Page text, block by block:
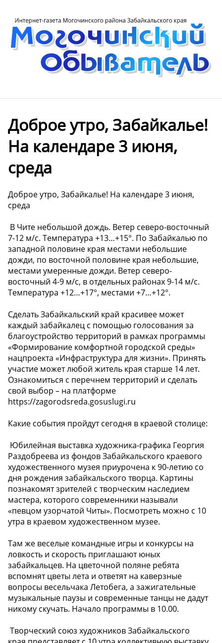
Доброе утро, Забайкалье!
На календаре 3 июня,
среда
Доброе утро, Забайкалье! На календаре 3 июня,
среда
️ В Чите небольшой дождь. Ветер северо-восточный
7-12 м/с. Температура +13…+15°. По Забайкалью по
западной половине края местами небольшие
дожди, по восточной половине края небольшие,
местами умеренные дожди. Ветер северо-
восточный 4-9 м/с, в отдельных районах 9-14 м/с.
Температура +12…+17°, местами +7…+12°.
Сделать Забайкальский край красивее может
каждый забайкалец с помощью голосования за
благоустройство территорий в рамках программы
«Формирование комфортной городской среды»
нацпроекта «Инфраструктура для жизни». Принять
участие может любой житель края старше 14 лет.
Ознакомиться с перечнем территорий и сделать
свой выбор – на платформе
https://zagorodsreda.gosuslugi.ru
Какие события пройдут сегодня в краевой столице:
️ Юбилейная выставка художника-графика Георгия
Раздобреева из фондов Забайкальского краевого
художественного музея приурочена к 90-летию со
дня рождения забайкальского творца. Картины
познакомят зрителей с творческим наследием
мастера, которого современники называли
«певцом узорчатой Читы». Посмотреть можно с 10
утра в краевом художественном музее.
Там же веселые командные игры и конкурсы на
ловкость и скорость приглашают юных
забайкальцев. На цветочной поляне ребята
вспомнят цветы лета и ответят на каверзные
вопросы весельчака Летобега, а зажигательные
музыкальные паузы и современные танцы не дадут
никому скучать. Начало программы в 10.00.
️ Творческий союз художников Забайкальского